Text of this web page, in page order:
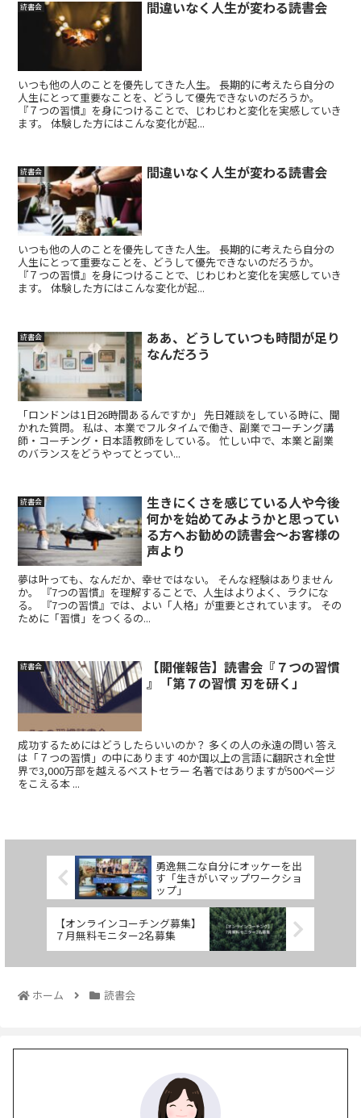
読書会 間違いなく人生が変わる読書会
いつも他の人のことを優先してきた人生。 長期的に考えたら自分の
人生にとって重要なことを、どうして優先できないのだろうか。
『７つの習慣』を身につけることで、じわじわと変化を実感していき
ます。 体験した方にはこんな変化が起...
読書会 間違いなく人生が変わる読書会
いつも他の人のことを優先してきた人生。 長期的に考えたら自分の
人生にとって重要なことを、どうして優先できないのだろうか。
『７つの習慣』を身につけることで、じわじわと変化を実感していき
ます。 体験した方にはこんな変化が起...
読書会
ああ、どうしていつも時間が足り
なんだろう
「ロンドンは1日26時間あるんですか」 先日雑談をしている時に、聞
かれた質問。 私は、本業でフルタイムで働き、副業でコーチング講
師・コーチング・日本語教師をしている。 忙しい中で、本業と副業
のバランスをどうやってとってい...
読書会
生きにくさを感じている人や今後
何かを始めてみようかと思ってい
る方へお勧めの読書会〜お客様の
声より
夢は叶っても、なんだか、幸せではない。 そんな経験はありません
か。 『7つの習慣』を理解することで、人生はよりよく、ラクにな
る。 『7つの習慣』では、よい「人格」が重要とされています。 その
ために「習慣」をつくるの...
読書会
【開催報告】読書会『７つの習慣
』「第７の習慣 刃を研く」
成功するためにはどうしたらいいのか？ 多くの人の永遠の問い 答え
は「７つの習慣」の中にあります 40か国以上の言語に翻訳され全世
界で3,000万部を越えるベストセラー 名著ではありますが500ページ
をこえる本 ...
勇逸無二な自分にオッケーを出
す「生きがいマップワークショ
ップ」
【オンラインコーチング募集】
７月無料モニター2名募集
ホーム 読書会